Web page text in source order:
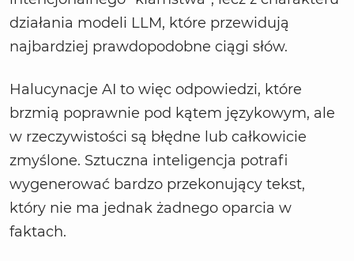
działania modeli LLM, które przewidują
najbardziej prawdopodobne ciągi słów.
Halucynacje AI to więc odpowiedzi, które
brzmią poprawnie pod kątem językowym, ale
w rzeczywistości są błędne lub całkowicie
zmyślone. Sztuczna inteligencja potrafi
wygenerować bardzo przekonujący tekst,
który nie ma jednak żadnego oparcia w
faktach.